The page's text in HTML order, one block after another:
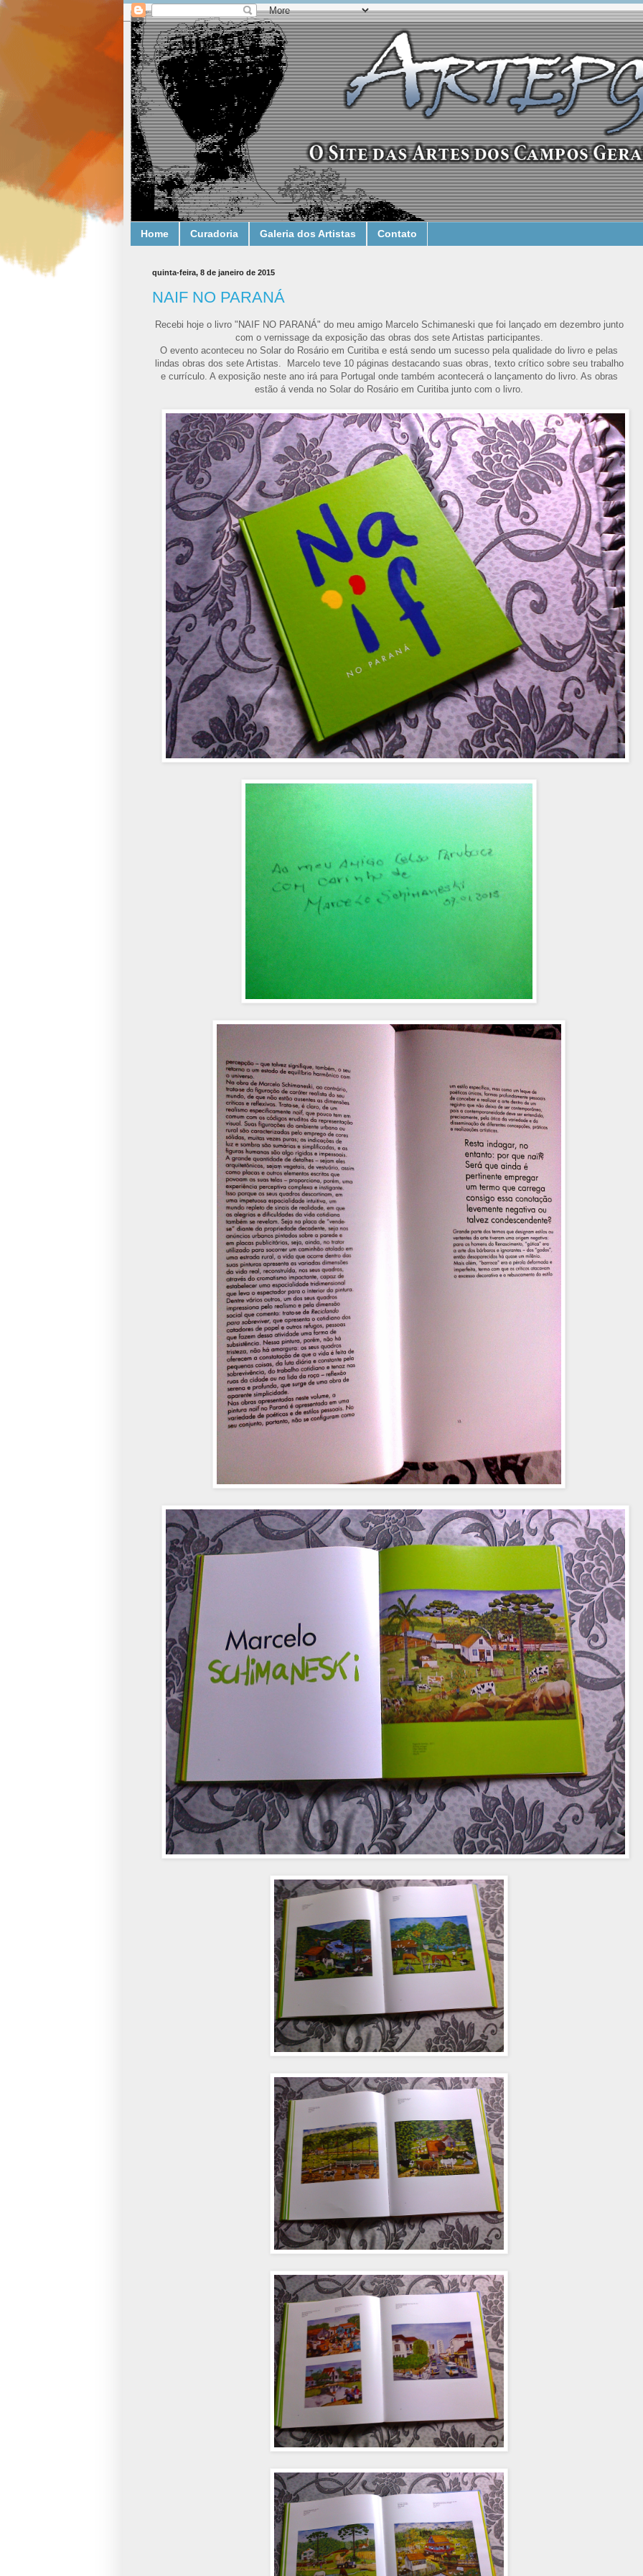
Home Curadoria Galeria dos Artistas Contato
quinta-feira, 8 de janeiro de 2015
NAIF NO PARANÁ
Recebi hoje o livro "NAIF NO PARANÁ" do meu amigo Marcelo Schimaneski que foi lançado em dezembro junto
com o vernissage da exposição das obras dos sete Artistas participantes.
O evento aconteceu no Solar do Rosário em Curitiba e está sendo um sucesso pela qualidade do livro e pelas
lindas obras dos sete Artistas. Marcelo teve 10 páginas destacando suas obras, texto crítico sobre seu trabalho
e currículo. A exposição neste ano irá para Portugal onde também acontecerá o lançamento do livro. As obras
estão á venda no Solar do Rosário em Curitiba junto com o livro.